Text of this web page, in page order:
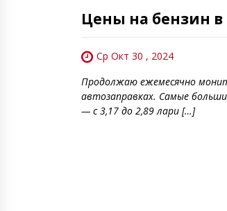
Цены на бензин в
Ср Окт 30 , 2024
Продолжаю ежемесячно
автозаправках. Самые
— с 3,17 до 2,89 лари […]